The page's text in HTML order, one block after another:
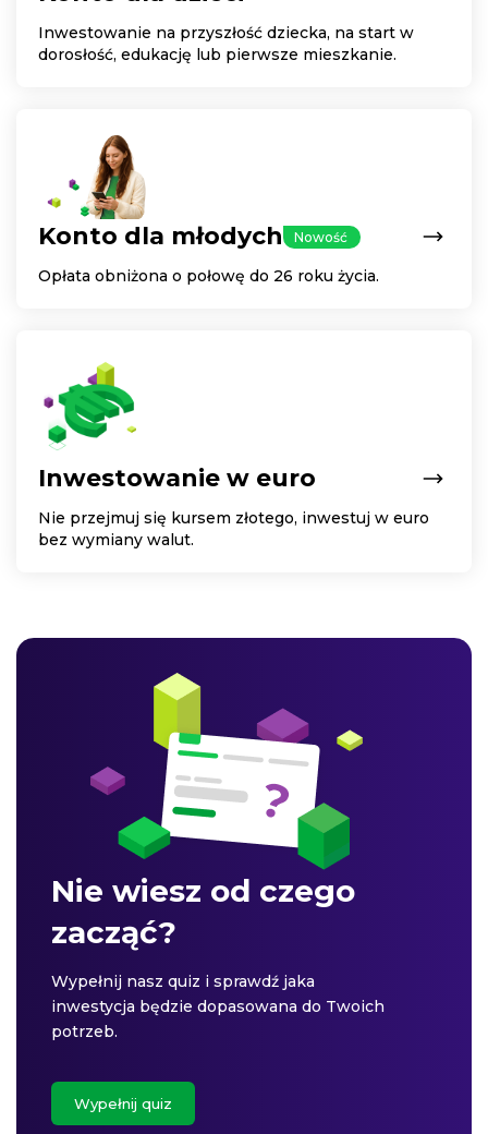
Inwestowanie na przyszłość dziecka, na start w
dorosłość, edukację lub pierwsze mieszkanie.
Konto dla młodych Nowość
Opłata obniżona o połowę do 26 roku życia.
Inwestowanie w euro
Nie przejmuj się kursem złotego, inwestuj w euro
bez wymiany walut.
Nie wiesz od czego
zacząć?
Wypełnij nasz quiz i sprawdź jaka
inwestycja będzie dopasowana do Twoich
potrzeb.
Wypełnij quiz